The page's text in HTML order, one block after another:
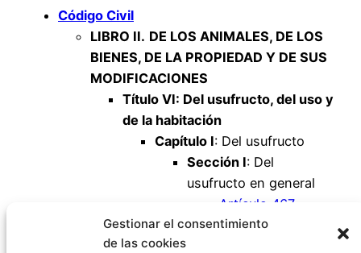
Gestionar el consentimiento
de las cookies
Código Civil
LIBRO II. DE LOS ANIMALES, DE LOS
BIENES, DE LA PROPIEDAD Y DE SUS
MODIFICACIONES
Título VI: Del usufructo, del uso y
de la habitación
Capítulo I: Del usufructo
Sección I: Del
usufructo en general
Artículo 467
Artículo 468